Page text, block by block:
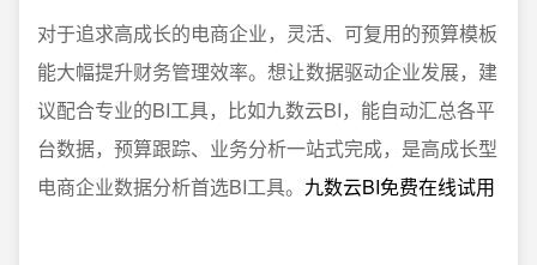
对于追求高成长的电商企业，灵活、可复用的预算模板
能大幅提升财务管理效率。想让数据驱动企业发展，建
议配合专业的BI工具，比如九数云BI，能自动汇总各平
台数据，预算跟踪、业务分析一站式完成，是高成长型
电商企业数据分析首选BI工具。 九数云BI免费在线试用